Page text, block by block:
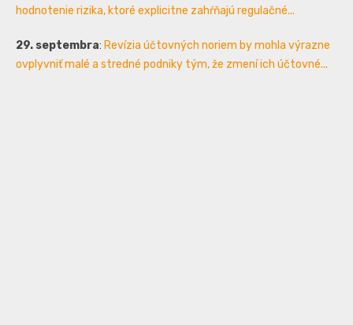
hodnotenie rizika, ktoré explicitne zahŕňajú regulačné...
29. septembra: Revízia účtovných noriem by mohla výrazne
ovplyvniť malé a stredné podniky tým, že zmení ich účtovné...